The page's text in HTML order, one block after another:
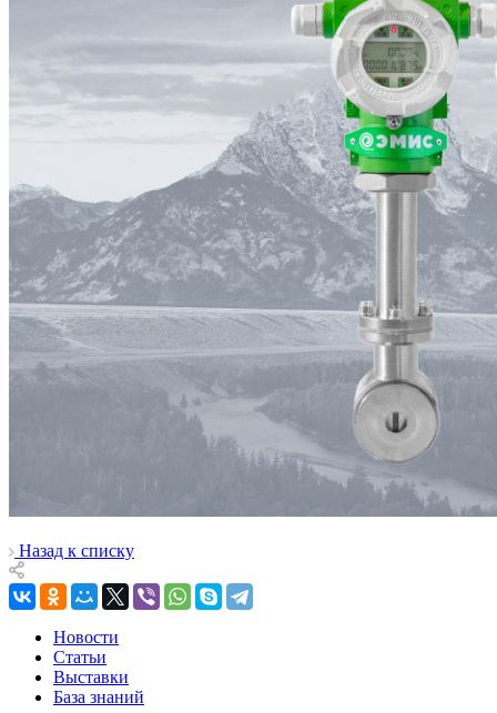
Назад к списку
Новости
Статьи
Выставки
База знаний